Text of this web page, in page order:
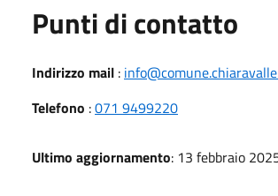
Punti di contatto
Indirizzo mail :
Telefono :071 9499220
Ultimo aggiornamento: 13 febbraio